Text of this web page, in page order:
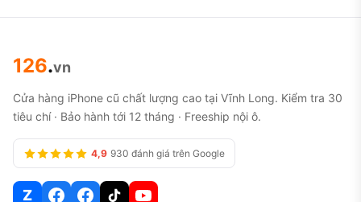
126.vn
Cửa hàng iPhone cũ chất lượng cao tại Vĩnh Long. Kiểm tra 30
tiêu chí · Bảo hành tới 12 tháng · Freeship nội ô.
4,9 930 đánh giá trên Google
Z